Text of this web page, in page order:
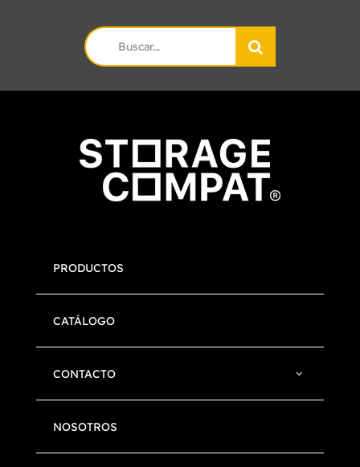
Search
for:
PRODUCTOS
CATÁLOGO
CONTACTO
NOSOTROS